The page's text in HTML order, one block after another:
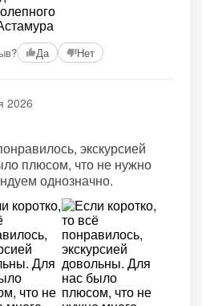
Да Нет
2026
экскурсией
плюсом, что не нужно
однозначно.